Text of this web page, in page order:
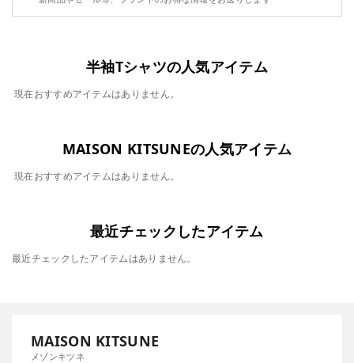
半袖Tシャツの人気アイテム
現在おすすめアイテムはありません。
MAISON KITSUNEの人気アイテム
現在おすすめアイテムはありません。
最近チェックしたアイテム
最近チェックしたアイテムはありません。
MAISON KITSUNE
メゾンキツネ